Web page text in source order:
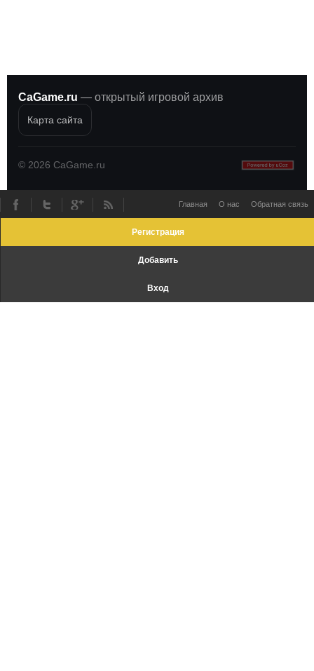
CaGame.ru — открытый игровой архив
Карта сайта
© 2026 CaGame.ru
Главная О нас Обратная связь
Регистрация
Добавить
Вход